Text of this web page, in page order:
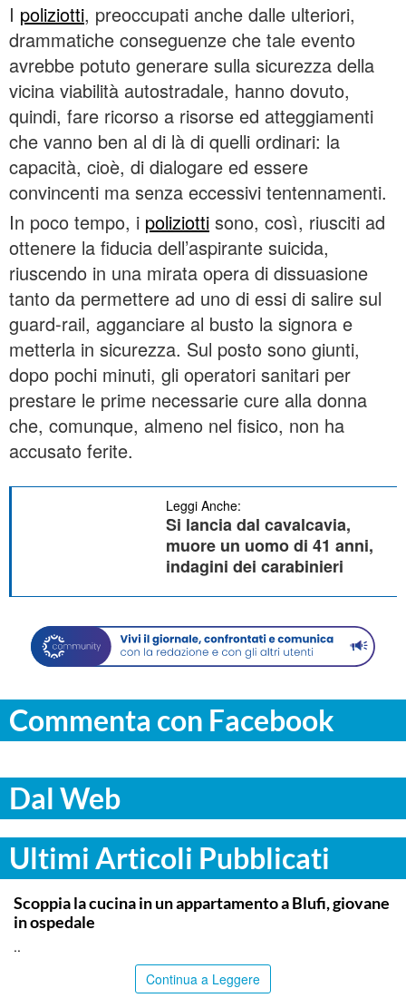
I poliziotti, preoccupati anche dalle ulteriori,
drammatiche conseguenze che tale evento
avrebbe potuto generare sulla sicurezza della
vicina viabilità autostradale, hanno dovuto,
quindi, fare ricorso a risorse ed atteggiamenti
che vanno ben al di là di quelli ordinari: la
capacità, cioè, di dialogare ed essere
convincenti ma senza eccessivi tentennamenti.
In poco tempo, i poliziotti sono, così, riusciti ad
ottenere la fiducia dell’aspirante suicida,
riuscendo in una mirata opera di dissuasione
tanto da permettere ad uno di essi di salire sul
guard-rail, agganciare al busto la signora e
metterla in sicurezza. Sul posto sono giunti,
dopo pochi minuti, gli operatori sanitari per
prestare le prime necessarie cure alla donna
che, comunque, almeno nel fisico, non ha
accusato ferite.
Leggi Anche:
Si lancia dal cavalcavia,
muore un uomo di 41 anni,
indagini dei carabinieri
Commenta con Facebook
Dal Web
Ultimi Articoli Pubblicati
PALERMO
Scoppia la cucina in un appartamento a Blufi, giovane
in ospedale
..
Continua a Leggere